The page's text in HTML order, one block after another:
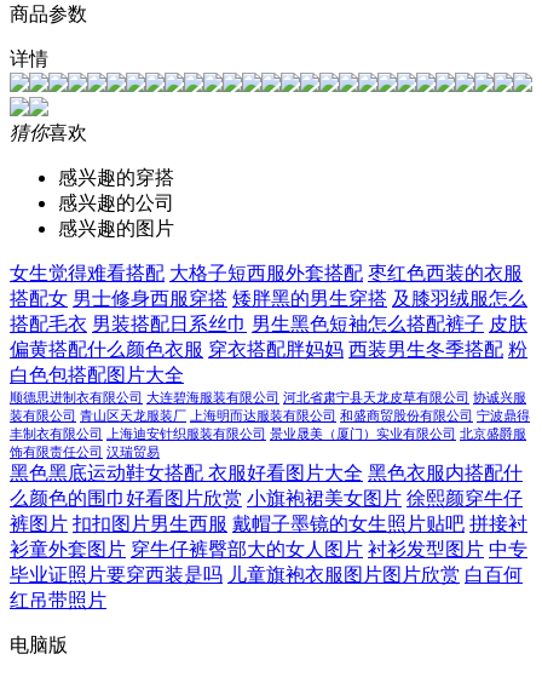
商品参数
详情
猜你喜欢
感兴趣的穿搭
感兴趣的公司
感兴趣的图片
女生觉得难看搭配 大格子短西服外套搭配 枣红色西装的衣服
搭配女 男士修身西服穿搭 矮胖黑的男生穿搭 及膝羽绒服怎么
搭配毛衣 男装搭配日系丝巾 男生黑色短袖怎么搭配裤子 皮肤
偏黄搭配什么颜色衣服 穿衣搭配胖妈妈 西装男生冬季搭配 粉
白色包搭配图片大全
顺德思进制衣有限公司 大连碧海服装有限公司 河北省肃宁县天龙皮草有限公司 协诚兴服
装有限公司 青山区天龙服装厂 上海明而达服装有限公司 和盛商贸股份有限公司 宁波鼎得
丰制衣有限公司
上海迪安针织服装有限公司 景业晟美（厦门）实业有限公司 北京盛爵服
饰有限责任公司 汉瑞贸易
黑色黑底运动鞋女搭配 衣服好看图片大全 黑色衣服内搭配什
么颜色的围巾好看图片欣赏 小旗袍裙美女图片 徐熙颜穿牛仔
裤图片 扣扣图片男生西服 戴帽子墨镜的女生照片贴吧 拼接衬
衫童外套图片 穿牛仔裤臀部大的女人图片 衬衫发型图片 中专
毕业证照片要穿西装是吗 儿童旗袍衣服图片图片欣赏 白百何
红吊带照片
电脑版